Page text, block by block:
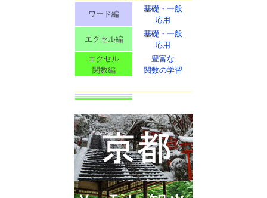
ワード編
基礎・一般
応用
エクセル編
基礎・一般
応用
エクセル
関数編
豊富な
関数の学習